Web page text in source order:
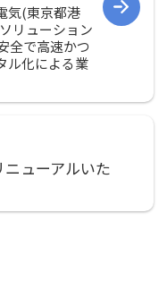
気(東京都港
リューション
全で高速かつ
ル化による業
ューアルいた